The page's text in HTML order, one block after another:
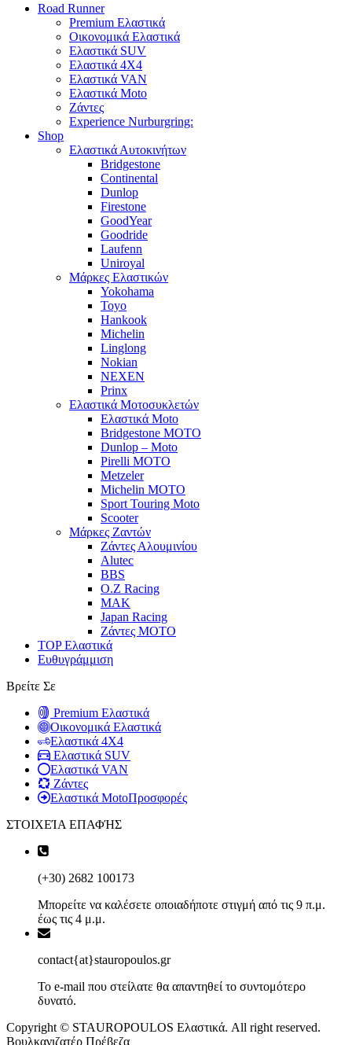
Road Runner
Premium Ελαστικά
Οικονομικά Ελαστικά
Ελαστικά SUV
Ελαστικά 4X4
Ελαστικά VAN
Ελαστικά Moto
Ζάντες
Experience Nurburgring:
Shop
Ελαστικά Αυτοκινήτων
Bridgestone
Continental
Dunlop
Firestone
GoodYear
Goodride
Laufenn
Uniroyal
Μάρκες Ελαστικών
Yokohama
Toyo
Hankook
Michelin
Linglong
Nokian
NEXEN
Prinx
Ελαστικά Μοτοσυκλετών
Ελαστικά Moto
Bridgestone MOTO
Dunlop – Moto
Pirelli MOTO
Metzeler
Michelin MOTO
Sport Touring Moto
Scooter
Μάρκες Ζαντών
Ζάντες Αλουμινίου
Alutec
BBS
O.Z Racing
MAK
Japan Racing
Ζάντες MOTO
TOP Ελαστικά
Ευθυγράμμιση
Βρείτε Σε
Premium Ελαστικά
Οικονομικά Ελαστικά
Ελαστικά 4X4
Ελαστικά SUV
Ελαστικά VAN
Ζάντες
Ελαστικά MotoΠροσφορές
ΣΤΟΙΧΕΊΑ ΕΠΑΦΉΣ
(+30) 2682 100173
Μπορείτε να καλέσετε οποιαδήποτε στιγμή από τις 9 π.μ.
έως τις 4 μ.μ.
contact{at}stauropoulos.gr
Το e-mail που στείλατε θα απαντηθεί το συντομότερο
δυνατό.
Copyright © STAUROPOULOS Ελαστικά. All right reserved.
Βουλκανιζατέρ Πρέβεζα